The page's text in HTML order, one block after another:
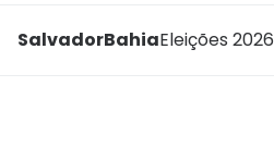
SalvadorBahiaEleições 2026